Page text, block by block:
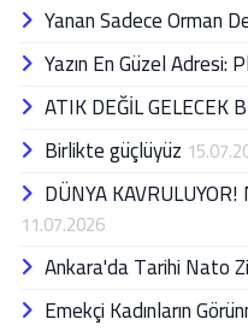
Yanan Sadece Orman
Yazın En Güzel Adresi:
ATIK DEĞİL GELECEK
Birlikte güçlüyüz
DÜNYA
11.07.2026
Ankara'da Tarihi Nato
Emekçi Kadınların